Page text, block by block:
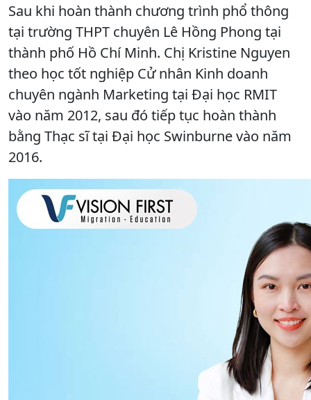
Sau khi hoàn thành chương trình phổ thông
tại trường THPT chuyên Lê Hồng Phong tại
thành phố Hồ Chí Minh. Chị Kristine Nguyen
theo học tốt nghiệp Cử nhân Kinh doanh
chuyên ngành Marketing tại Đại học RMIT
vào năm 2012, sau đó tiếp tục hoàn thành
bằng Thạc sĩ tại Đại học Swinburne vào năm
2016.